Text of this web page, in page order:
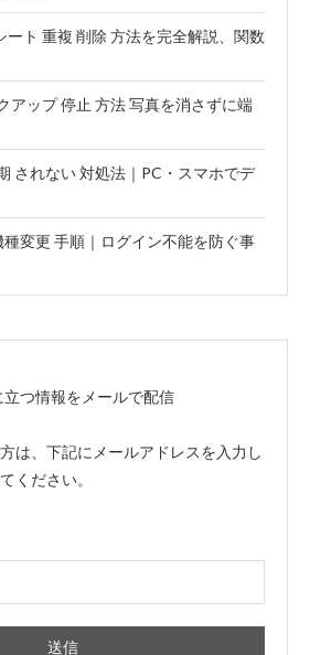
ト 重複 削除 方法を完全解説、関数
アップ 停止 方法 写真を消さずに端
されない 対処法｜PC・スマホでデ
変更 手順｜ログイン不能を防ぐ事
つ情報をメールで配信
は、下記にメールアドレスを入力し
ください。